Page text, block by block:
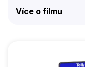
však oni –
Více o filmu